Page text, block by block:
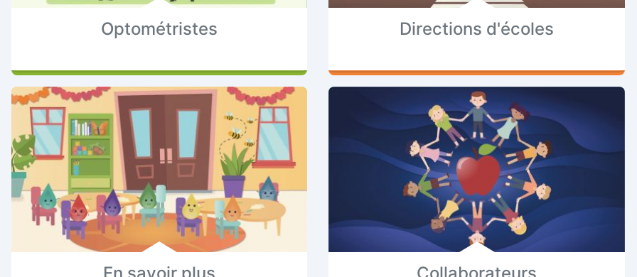
Optométristes Directions d'écoles
En savoir plus Collaborateurs